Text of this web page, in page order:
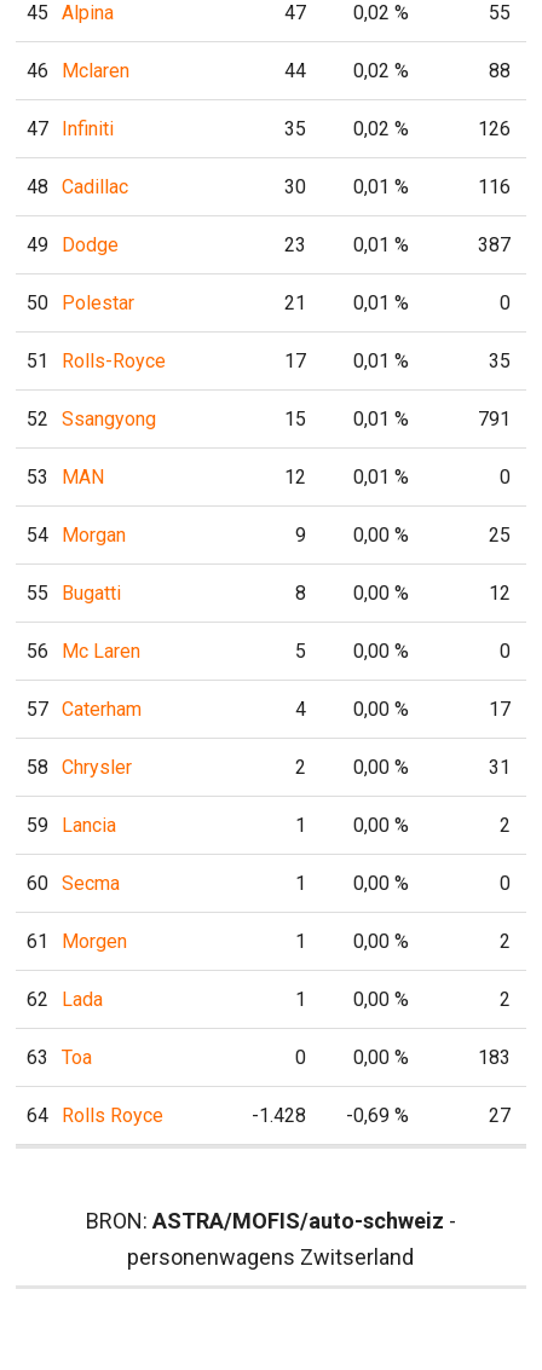
45 Alpina 47 0,02 % 55
46 Mclaren 44 0,02 % 88
47 Infiniti 35 0,02 % 126
48 Cadillac 30 0,01 % 116
49 Dodge 23 0,01 % 387
50 Polestar 21 0,01 % 0
51 Rolls-Royce 17 0,01 % 35
52 Ssangyong 15 0,01 % 791
53 MAN 12 0,01 % 0
54 Morgan 9 0,00 % 25
55 Bugatti 8 0,00 % 12
56 Mc Laren 5 0,00 % 0
57 Caterham 4 0,00 % 17
58 Chrysler 2 0,00 % 31
59 Lancia 1 0,00 % 2
60 Secma 1 0,00 % 0
61 Morgen 1 0,00 % 2
62 Lada 1 0,00 % 2
63 Toa 0 0,00 % 183
64 Rolls Royce -1.428 -0,69 % 27
BRON: ASTRA/MOFIS/auto-schweiz -
personenwagens Zwitserland